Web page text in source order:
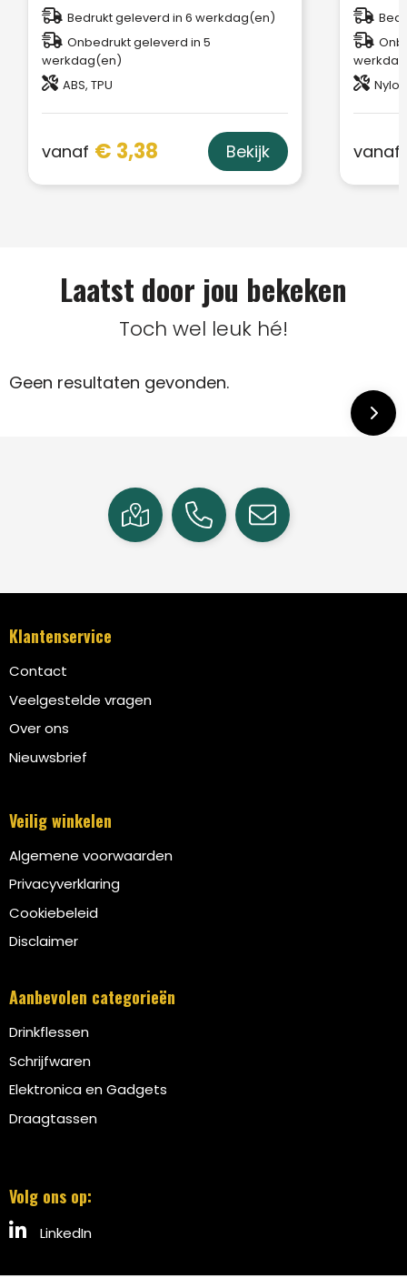
Bedrukt geleverd in 6 werkdag(en)
Onbedrukt geleverd in 5
werkdag(en)
ABS, TPU
vanaf € 3,38 Bekijk vanaf
Laatst door jou bekeken
Toch wel leuk hé!
Geen resultaten gevonden.
Klantenservice
Contact
Veelgestelde vragen
Over ons
Nieuwsbrief
Veilig winkelen
Algemene voorwaarden
Privacyverklaring
Cookiebeleid
Disclaimer
Aanbevolen categorieën
Drinkflessen
Schrijfwaren
Elektronica en Gadgets
Draagtassen
Volg ons op:
LinkedIn